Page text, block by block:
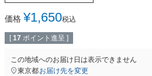
価格 ¥1,650税込
[ 17 ポイント進呈 ]
この地域へのお届け日は表示できません
東京都お届け先を変更